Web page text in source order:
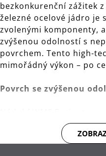
bezkonkurenční zážitek
železné ocelové jádro je
zvolenými komponenty,
zvýšenou odolností s
povrchem. Tento high-
mimořádný výkon – po
Povrch se zvýšenou
Super hladký povrch
ochranou proti